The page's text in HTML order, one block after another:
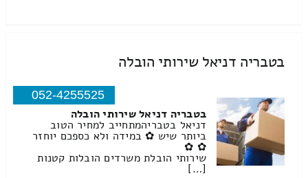
בטבריה דניאל שירותי הובלה
052-4255525
בטבריה דניאל שירותי הובלה
דניאל בטבריהמתחייב למחיר הטוב
ביותר שיש ✿ במידה ולא כספכם יוחזר
✿ ✿
שירותי הובלת משרדים הובלות קטנות
[…]